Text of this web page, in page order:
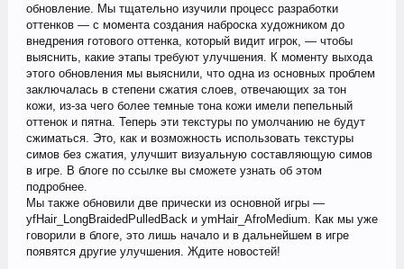
обновление. Мы тщательно изучили процесс разработки
оттенков — с момента создания наброска художником до
внедрения готового оттенка, который видит игрок, — чтобы
выяснить, какие этапы требуют улучшения. К моменту выхода
этого обновления мы выяснили, что одна из основных проблем
заключалась в степени сжатия слоев, отвечающих за тон
кожи, из-за чего более темные тона кожи имели пепельный
оттенок и пятна. Теперь эти текстуры по умолчанию не будут
сжиматься. Это, как и возможность использовать текстуры
симов без сжатия, улучшит визуальную составляющую симов
в игре. В блоге по ссылке вы сможете узнать об этом
подробнее.
Мы также обновили две прически из основной игры —
yfHair_LongBraidedPulledBack и ymHair_AfroMedium. Как мы уже
говорили в блоге, это лишь начало и в дальнейшем в игре
появятся другие улучшения. Ждите новостей!